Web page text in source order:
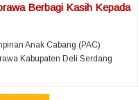
Berbagi Kasih Kepada
Anak Cabang (PAC)
Kabupaten Deli Serdang